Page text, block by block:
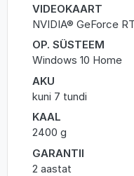
VIDEOKAART
NVIDIA® GeForce
OP. SÜSTEEM
Windows 10 Home
AKU
kuni 7 tundi
KAAL
2400 g
GARANTII
2 aastat